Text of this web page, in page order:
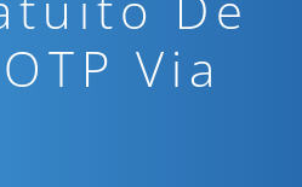
Via